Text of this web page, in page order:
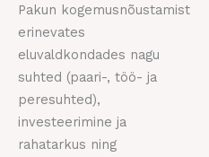
Pakun kogemusnõustamist
erinevates
eluvaldkondades nagu
suhted (paari-, töö- ja
peresuhted),
investeerimine ja
rahatarkus ning